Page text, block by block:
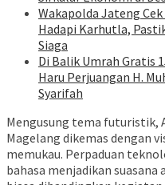
Wakapolda Jateng
Hadapi Karhutla,
Siaga
Di Balik Umrah Gratis
Haru Perjuangan H.
Syarifah
Mengusung tema futuristik,
Magelang dikemas dengan
memukau. Perpaduan
bahasa menjadikan